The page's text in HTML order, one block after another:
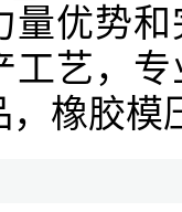
量优势
工艺，
橡胶模